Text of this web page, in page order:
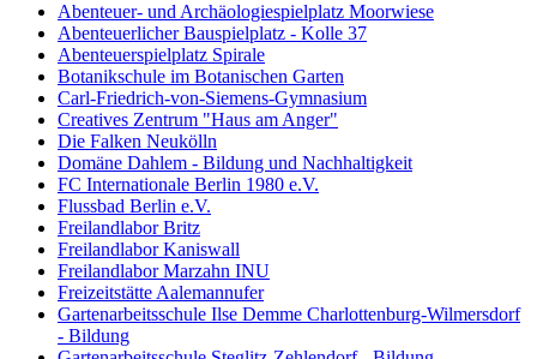
Abenteuer- und Archäologiespielplatz Moorwiese
Abenteuerlicher Bauspielplatz - Kolle 37
Abenteuerspielplatz Spirale
Botanikschule im Botanischen Garten
Carl-Friedrich-von-Siemens-Gymnasium
Creatives Zentrum "Haus am Anger"
Die Falken Neukölln
Domäne Dahlem - Bildung und Nachhaltigkeit
FC Internationale Berlin 1980 e.V.
Flussbad Berlin e.V.
Freilandlabor Britz
Freilandlabor Kaniswall
Freilandlabor Marzahn INU
Freizeitstätte Aalemannufer
Gartenarbeitsschule Ilse Demme Charlottenburg-Wilmersdorf
- Bildung